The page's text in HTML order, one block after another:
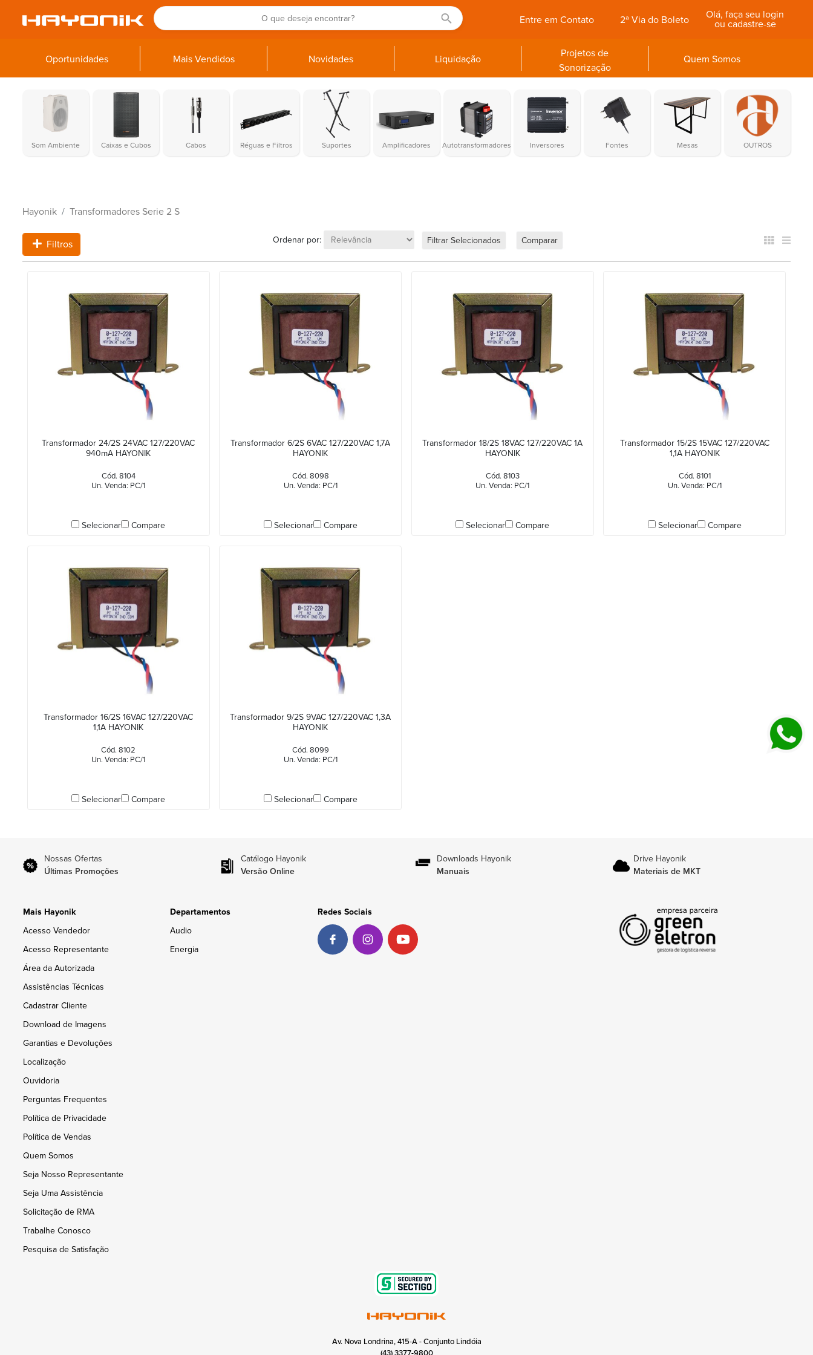
Olá, faça seu login
ou cadastre-se
2ª Via do Boleto
Entre em Contato
Oportunidades Mais Vendidos Novidades Liquidação
Projetos de
Sonorização
Quem Somos
Som Ambiente Caixas e Cubos Cabos Réguas e Filtros Suportes Amplificadores Autotransformadores Inversores Fontes Mesas OUTROS
Hayonik Transformadores Serie 2 S
Filtros Ordenar por: Filtrar Selecionados Comparar
Transformador 24/2S 24VAC 127/220VAC
940mA HAYONIK
Cód. 8104
Un. Venda: PC/1
Selecionar Compare
Transformador 6/2S 6VAC 127/220VAC 1,7A
HAYONIK
Cód. 8098
Un. Venda: PC/1
Selecionar Compare
Transformador 18/2S 18VAC 127/220VAC 1A
HAYONIK
Cód. 8103
Un. Venda: PC/1
Selecionar Compare
Transformador 15/2S 15VAC 127/220VAC
1,1A HAYONIK
Cód. 8101
Un. Venda: PC/1
Selecionar Compare
Transformador 16/2S 16VAC 127/220VAC
1,1A HAYONIK
Cód. 8102
Un. Venda: PC/1
Selecionar Compare
Transformador 9/2S 9VAC 127/220VAC 1,3A
HAYONIK
Cód. 8099
Un. Venda: PC/1
Selecionar Compare
Nossas Ofertas
Últimas Promoções
Catálogo Hayonik
Versão Online
Downloads Hayonik
Manuais
Drive Hayonik
Materiais de MKT
Mais Hayonik
Acesso Vendedor
Acesso Representante
Área da Autorizada
Assistências Técnicas
Cadastrar Cliente
Download de Imagens
Garantias e Devoluções
Localização
Ouvidoria
Perguntas Frequentes
Política de Privacidade
Política de Vendas
Quem Somos
Seja Nosso Representante
Seja Uma Assistência
Solicitação de RMA
Trabalhe Conosco
Pesquisa de Satisfação
Departamentos
Audio
Energia
Redes Sociais
Av. Nova Londrina, 415-A - Conjunto Lindóia